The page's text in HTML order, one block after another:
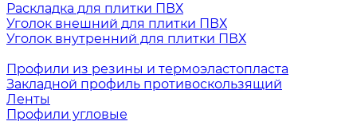
Раскладка для плитки ПВХ
Уголок внешний для плитки ПВХ
Уголок внутренний для плитки ПВХ
Профили из резины и термоэластопласта
Закладной профиль противоскользящий
Ленты
Профили угловые